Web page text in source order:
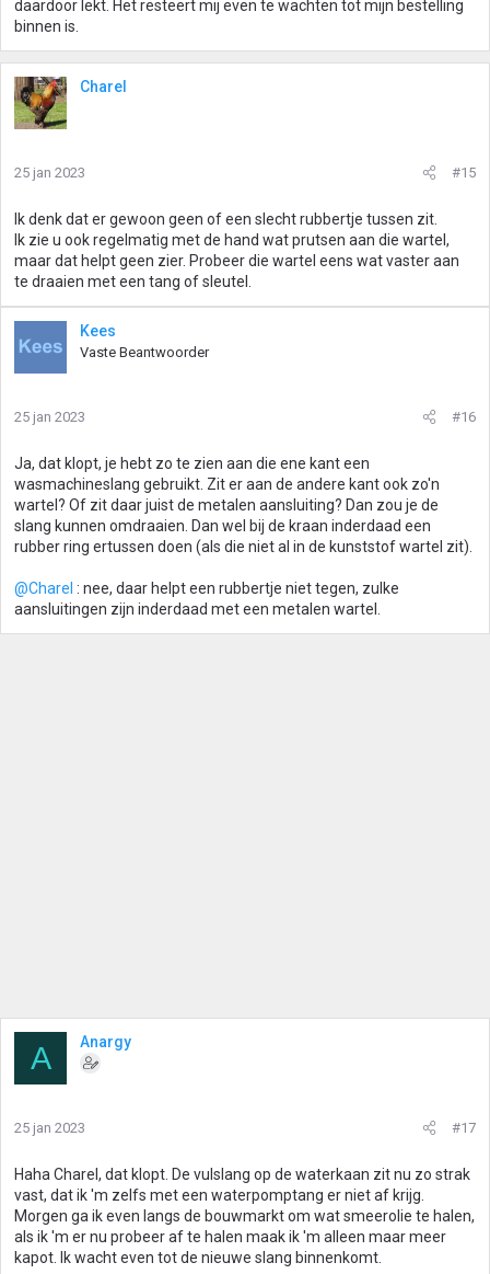
daardoor lekt. Het resteert mij even te wachten tot mijn bestelling
binnen is.
Charel
25 jan 2023 #15
Ik denk dat er gewoon geen of een slecht rubbertje tussen zit.
Ik zie u ook regelmatig met de hand wat prutsen aan die wartel,
maar dat helpt geen zier. Probeer die wartel eens wat vaster aan
te draaien met een tang of sleutel.
Kees
Vaste Beantwoorder
25 jan 2023 #16
Ja, dat klopt, je hebt zo te zien aan die ene kant een
wasmachineslang gebruikt. Zit er aan de andere kant ook zo'n
wartel? Of zit daar juist de metalen aansluiting? Dan zou je de
slang kunnen omdraaien. Dan wel bij de kraan inderdaad een
rubber ring ertussen doen (als die niet al in de kunststof wartel zit).
@Charel : nee, daar helpt een rubbertje niet tegen, zulke
aansluitingen zijn inderdaad met een metalen wartel.
A Anargy
25 jan 2023 #17
Haha Charel, dat klopt. De vulslang op de waterkaan zit nu zo strak
vast, dat ik 'm zelfs met een waterpomptang er niet af krijg.
Morgen ga ik even langs de bouwmarkt om wat smeerolie te halen,
als ik 'm er nu probeer af te halen maak ik 'm alleen maar meer
kapot. Ik wacht even tot de nieuwe slang binnenkomt.